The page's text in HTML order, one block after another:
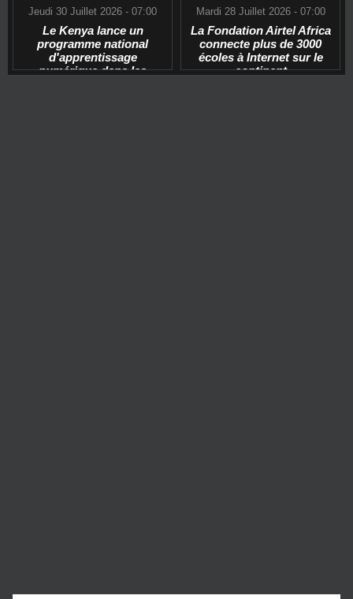
Jeudi 30 Juillet 2026 - 07:00
Le Kenya lance un
programme national
d'apprentissage
numérique dans les
Mardi 28 Juillet 2026 - 07:00
La Fondation Airtel Africa
connecte plus de 3000
écoles à Internet sur le
continent